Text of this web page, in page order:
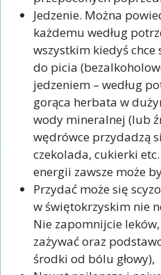
Jedzenie. Można
każdemu według
wszystkim kiedyś chce
do picia
jedzeniem – według
gorąca herbata w
wody mineralnej (lub
wędrówce przydadzą
czekolada, cukierki
energii zawsze może
Przydać może się
w świętokrzyskim nie
Nie zapomnijcie
zażywać oraz
środki od bólu głowy),